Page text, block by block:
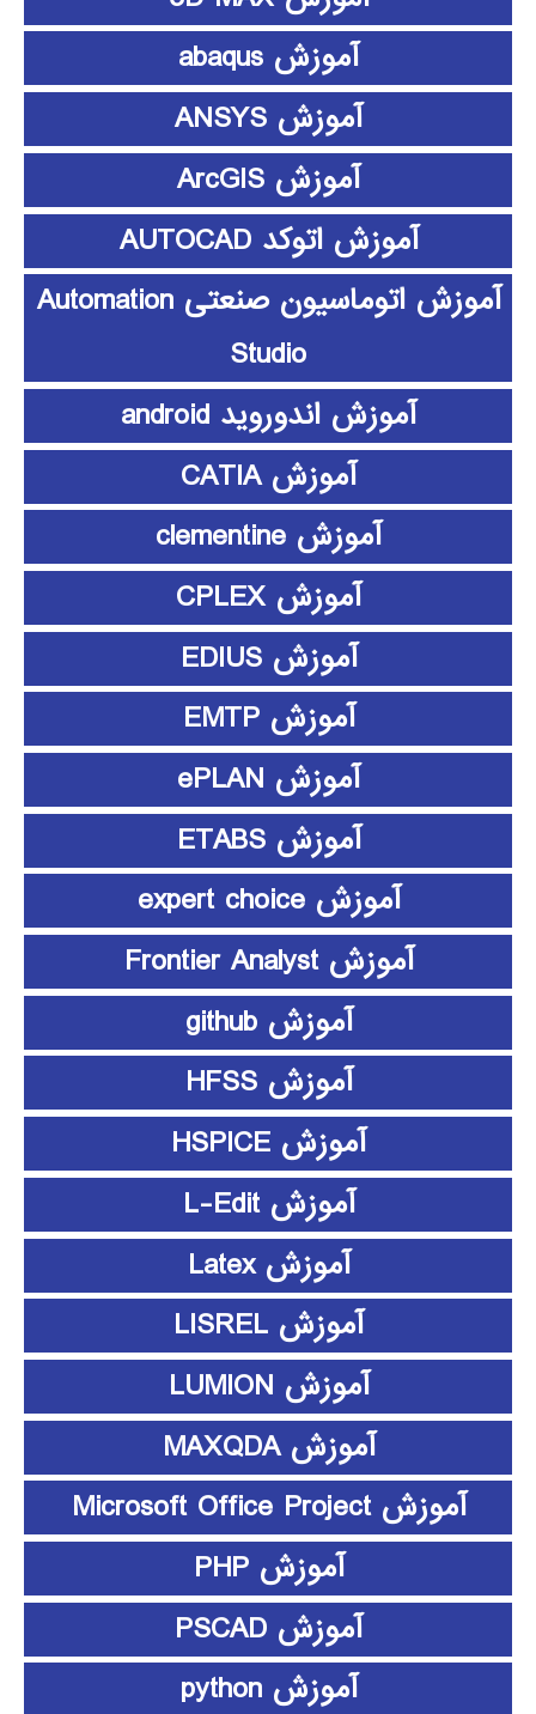
آموزش abaqus
آموزش ANSYS
آموزش ArcGIS
آموزش اتوکد AUTOCAD
آموزش اتوماسیون صنعتی Automation
Studio
آموزش اندوروید android
آموزش CATIA
آموزش clementine
آموزش CPLEX
آموزش EDIUS
آموزش EMTP
آموزش ePLAN
آموزش ETABS
آموزش expert choice
آموزش Frontier Analyst
آموزش github
آموزش HFSS
آموزش HSPICE
آموزش L-Edit
آموزش Latex
آموزش LISREL
آموزش LUMION
آموزش MAXQDA
آموزش Microsoft Office Project
آموزش PHP
آموزش PSCAD
آموزش python